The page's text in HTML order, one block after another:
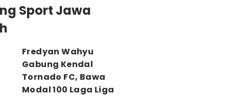
Sport Jawa
Fredyan Wahyu
Gabung Kendal
Tornado FC, Bawa
Modal 100 Laga Liga